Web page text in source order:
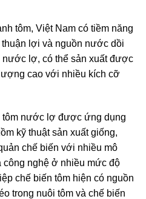
tôm, Việt Nam có tiềm năng
lợi và nguồn nước dồi
nước lợ, có thể sản xuất được
cao với nhiều kích cỡ
tôm nước lợ được ứng dụng
kỹ thuật sản xuất giống,
chế biến với nhiều mô
công nghệ ở nhiều mức độ
chế biến tôm hiện có nguồn
trong nuôi tôm và chế biến